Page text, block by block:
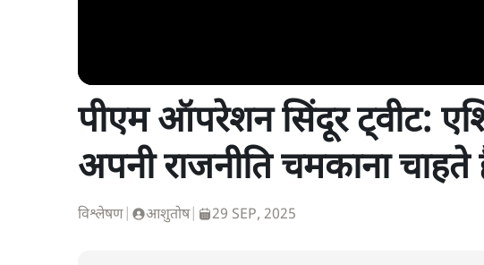
पीएम ऑपरेशन सिंदूर ट्वीट:
अपनी राजनीति चमकाना चाहते
विश्लेषण| आशुतोष| 29 SEP, 2025